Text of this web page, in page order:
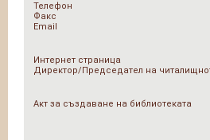
Телефон
Факс
Email
Интернет страница
Директор/Председател на
Акт за създаване на библиотеката